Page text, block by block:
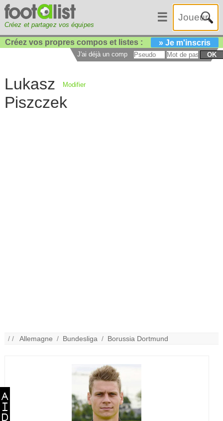
Créez et partagez vos équipes
☰
Créez vos propres compos et listes : » Je m'inscris
J'ai déjà un compte : OK
Lukasz
Piszczek
Modifier
/ /Allemagne / Bundesliga / Borussia Dortmund